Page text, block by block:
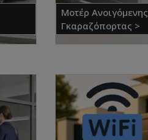
Μοτέρ Ανοιγόμενης
Γκαραζόπορτας >